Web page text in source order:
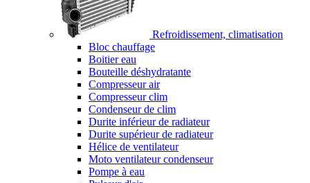
Refroidissement, climatisation
Bloc chauffage
Boitier eau
Bouteille déshydratante
Compresseur air
Compresseur clim
Condenseur de clim
Durite inférieur de radiateur
Durite supérieur de radiateur
Hélice de ventilateur
Moto ventilateur condenseur
Pompe à eau